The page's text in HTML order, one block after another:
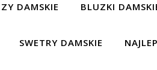
DAMSKIE BLUZKI
SWETRY DAMSKIE